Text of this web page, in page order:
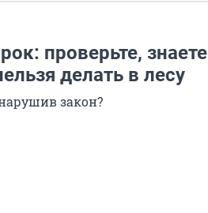
проверьте, знаете
делать в лесу
закон?